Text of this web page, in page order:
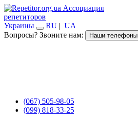
Ассоциация
репетиторов
Украины
RU | UA
Вопросы? Звоните нам:
Наши телефоны
(067) 505-98-05
(099) 818-33-25